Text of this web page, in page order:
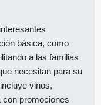
básica, como
a las familias
necesitan para su
vinos,
promociones